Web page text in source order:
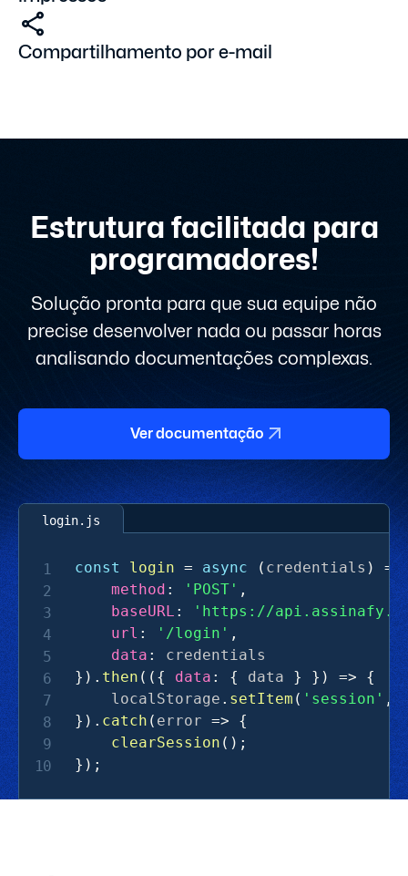
Compartilhamento por e-mail
Estrutura facilitada para
programadores!
Solução pronta para que sua equipe não
precise desenvolver nada ou passar horas
analisando documentações complexas.
Ver documentação
const login = async ( credentials )
=>
method : 'POST' ,
baseURL :
'https://
url : '/login' ,
data :
credentials
}). then (({ data : { data } }) => {
localStorage . setItem ( 'session' ,
}). catch ( error => {
clearSession ();
});